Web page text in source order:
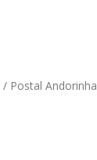
/ Postal Andorinha